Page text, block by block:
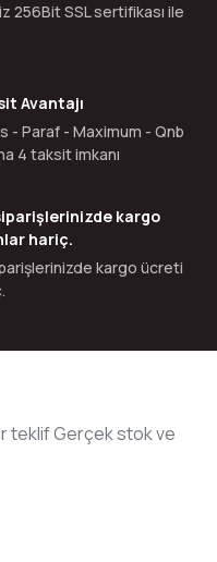
256Bit SSL sertifikası ile
Avantajı
- Paraf - Maximum - Qnb
4 taksit imkanı
kargo
hariç.
kargo ücreti
teklif Gerçek stok ve